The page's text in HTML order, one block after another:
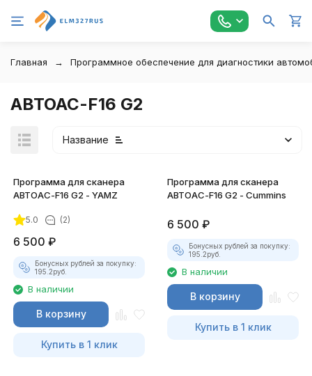
Главная Программное обеспечение для диагностики
АВТОАС-F16 G2
Название
Программа для сканера
АВТОАС-F16 G2 - YAMZ
5.0 (2)
6 500 ₽
Бонусных рублей за покупку:
195.2руб.
В наличии
В корзину
Купить в 1 клик
Программа для сканера
АВТОАС-F16 G2 - Cummins
6 500 ₽
Бонусных рублей за покупку:
195.2руб.
В наличии
В корзину
Купить в 1 клик